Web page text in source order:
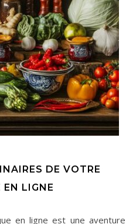
DE VOTRE
EN LIGNE
en ligne est une aventure